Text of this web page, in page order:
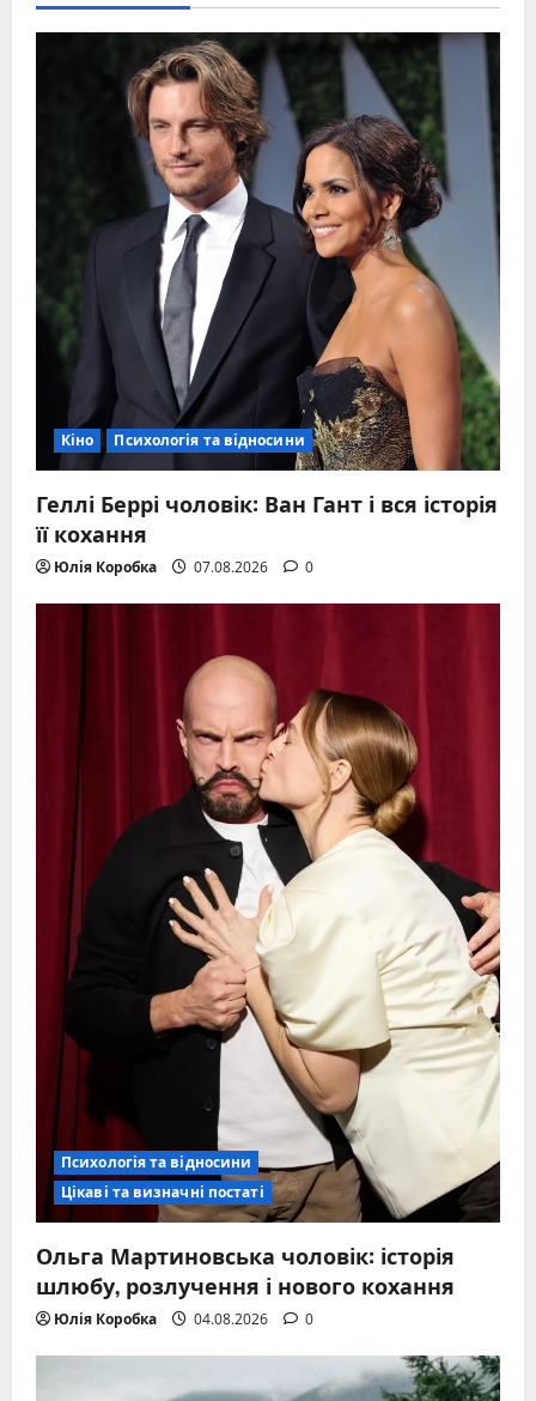
Кіно Психологія та відносини
Геллі Беррі чоловік: Ван Гант і вся історія
її кохання
Юлія Коробка 07.08.2026 0
Психологія та відносини
Цікаві та визначні постаті
Ольга Мартиновська чоловік: історія
шлюбу, розлучення і нового кохання
Юлія Коробка 04.08.2026 0